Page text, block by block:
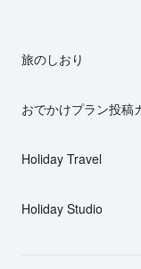
旅のしおり
おでかけプラン投稿
Holiday Travel
Holiday Studio